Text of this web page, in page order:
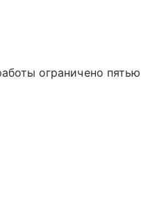
ограничено пятью